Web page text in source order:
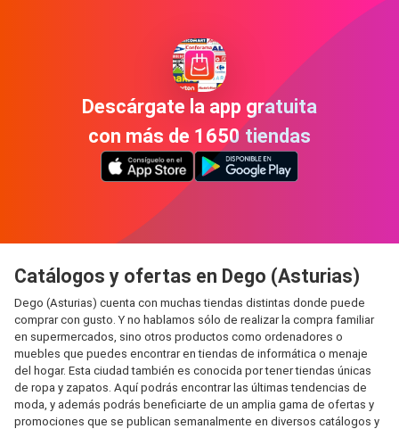
Descárgate la app gratuita
con más de 1650 tiendas
Catálogos y ofertas en Dego (Asturias)
Dego (Asturias) cuenta con muchas tiendas distintas donde puede
comprar con gusto. Y no hablamos sólo de realizar la compra familiar
en supermercados, sino otros productos como ordenadores o
muebles que puedes encontrar en tiendas de informática o menaje
del hogar. Esta ciudad también es conocida por tener tiendas únicas
de ropa y zapatos. Aquí podrás encontrar las últimas tendencias de
moda, y además podrás beneficiarte de un amplia gama de ofertas y
promociones que se publican semanalmente en diversos catálogos y